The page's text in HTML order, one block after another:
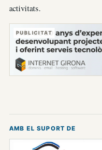
activitats.
PUBLICITAT
AMB EL SUPORT DE